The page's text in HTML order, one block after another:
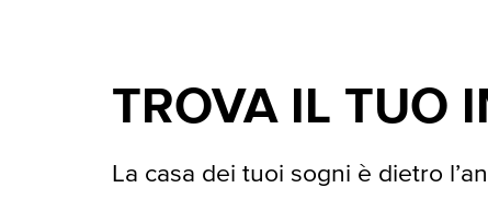
TROVA IL TUO
La casa dei tuoi sogni è dietro